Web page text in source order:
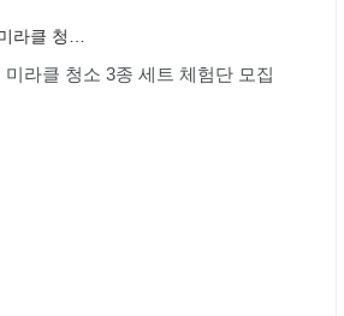
드림미즈, 추석맞이 미라클 청소 3종 세트 체험단 모집
라클 청소 3종 세트 체험단 모집